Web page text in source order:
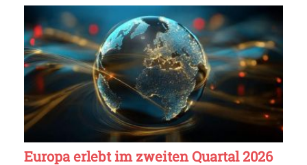
Europa erlebt im zweiten Quartal 2026